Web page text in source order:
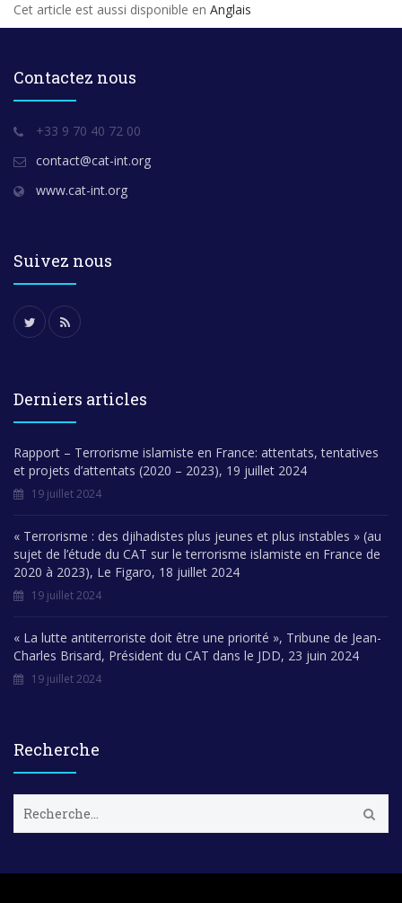
Cet article est aussi disponible en Anglais
Contactez nous
+33 9 70 40 72 00
contact@cat-int.org
www.cat-int.org
Suivez nous
Derniers articles
Rapport – Terrorisme islamiste en France: attentats, tentatives
et projets d’attentats (2020 – 2023), 19 juillet 2024
19 juillet 2024
« Terrorisme : des djihadistes plus jeunes et plus instables » (au
sujet de l’étude du CAT sur le terrorisme islamiste en France de
2020 à 2023), Le Figaro, 18 juillet 2024
19 juillet 2024
« La lutte antiterroriste doit être une priorité », Tribune de Jean-
Charles Brisard, Président du CAT dans le JDD, 23 juin 2024
19 juillet 2024
Recherche
c
e